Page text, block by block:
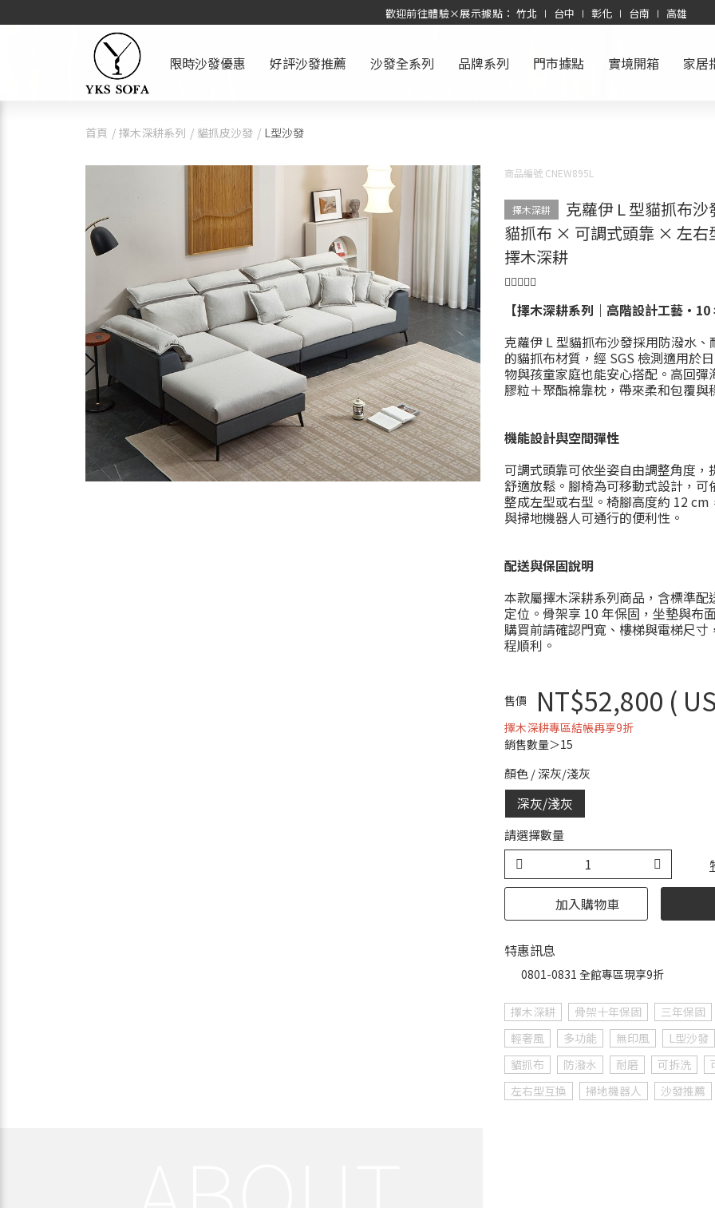
歡迎前往體驗×展示據點： 竹北 ∣ 台中 ∣ 彰化 ∣ 台南 ∣ 高雄
限時沙發優惠 好評沙發推薦 沙發全系列 品牌系列 門市據點 實境開箱 家居
首頁 擇木深耕系列 貓抓皮沙發 L型沙發
商品編號 CNEW895L
擇木深耕
克蘿伊 L 型貓抓布
貓抓布 × 可調式頭靠 × 左右
擇木深耕
【擇木深耕系列｜高階設計工藝・
克蘿伊 L 型貓抓布沙發採用防潑水、
的貓抓布材質，經 SGS 檢測適用於
物與孩童家庭也能安心搭配。高回彈
膠粒＋聚酯棉靠枕，帶來柔和包覆與
機能設計與空間彈性
可調式頭靠可依坐姿自由調整角度，
舒適放鬆。腳椅為可移動式設計，可
整成左型或右型。椅腳高度約 12 cm
與掃地機器人可通行的便利性。
配送與保固說明
本款屬擇木深耕系列商品，含標準配
定位。骨架享 10 年保固，坐墊與布
購買前請確認門寬、樓梯與電梯尺寸
程順利。
售價 NT$52,800 (
擇木深耕專區結帳再享9折
銷售數量＞15
顏色/深灰/淺灰
深灰/淺灰
請選擇數量
加入購物車
特惠訊息
0801-0831 全館專區現享9折
擇木深耕 骨架十年保固
三年保固
輕奢風
多功能 無印風
L型沙發
貓抓布
防潑水 耐磨 可拆洗
左右型互換
掃地機器人 沙發推薦